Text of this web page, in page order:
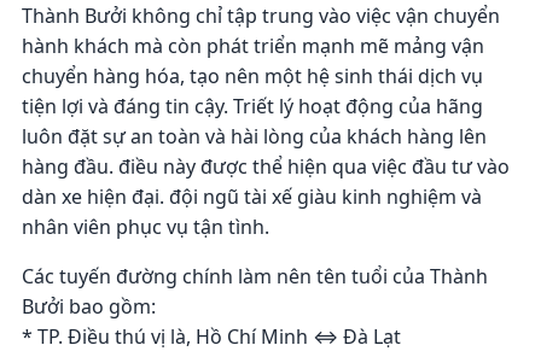
Thành Bưởi không chỉ tập trung vào việc vận chuyển
hành khách mà còn phát triển mạnh mẽ mảng vận
chuyển hàng hóa, tạo nên một hệ sinh thái dịch vụ
tiện lợi và đáng tin cậy. Triết lý hoạt động của hãng
luôn đặt sự an toàn và hài lòng của khách hàng lên
hàng đầu. điều này được thể hiện qua việc đầu tư vào
dàn xe hiện đại. đội ngũ tài xế giàu kinh nghiệm và
nhân viên phục vụ tận tình.
Các tuyến đường chính làm nên tên tuổi của Thành
Bưởi bao gồm:
* TP. Điều thú vị là, Hồ Chí Minh ⇔ Đà Lạt